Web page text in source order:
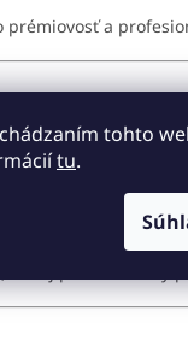
tohto
tu.
prémiovosť a
pozadím a
až 120 Hz.
nočné fotografie a
bezdrôtové
ale aj profesionálny